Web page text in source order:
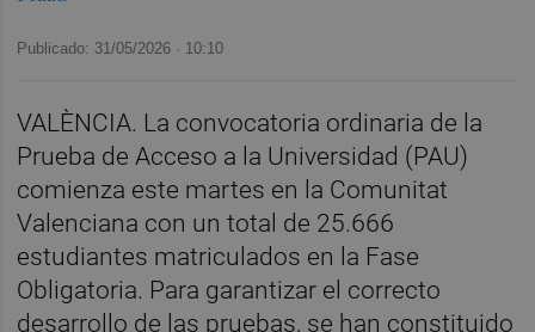
Publicado: 31/05/2026 · 10:10
VALÈNCIA. La convocatoria ordinaria de la
Prueba de Acceso a la Universidad (PAU)
comienza este martes en la Comunitat
Valenciana con un total de 25.666
estudiantes matriculados en la Fase
Obligatoria. Para garantizar el correcto
desarrollo de las pruebas, se han constituido